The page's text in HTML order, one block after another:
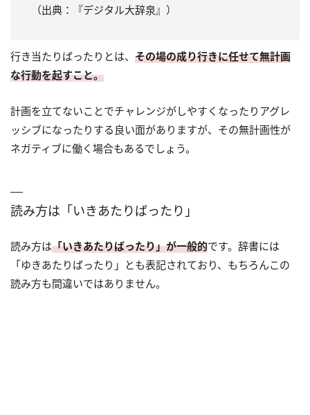
（出典：『デジタル大辞泉』）
行き当たりばったりとは、 その場の成り行きに任せて無計画
な行動を起すこと。
計画を立てないことでチャレンジがしやすくなったりアグレ
ッシブになったりする良い面がありますが、その無計画性が
ネガティブに働く場合もあるでしょう。
読み方は「いきあたりばったり」
読み方は「いきあたりばったり」が一般的です。辞書には
「ゆきあたりばったり」とも表記されており、もちろんこの
読み方も間違いではありません。